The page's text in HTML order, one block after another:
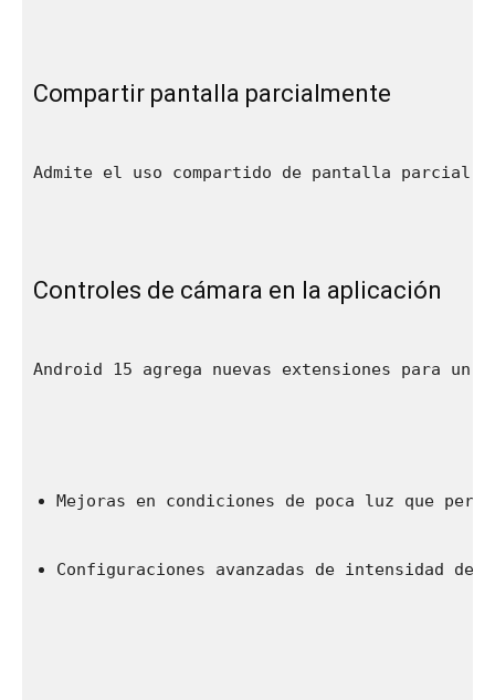
Compartir pantalla parcialmente
Admite el uso compartido de pantalla parcial
Controles de cámara en la aplicación
Android 15 agrega nuevas extensiones para
Mejoras en condiciones de poca luz que
Configuraciones avanzadas de intensidad